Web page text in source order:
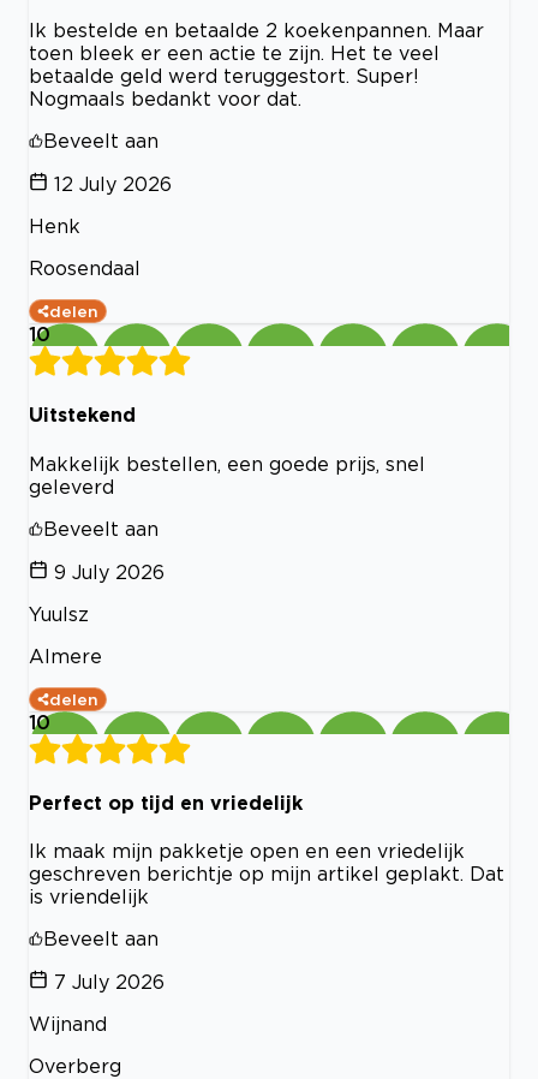
Ik bestelde en betaalde 2 koekenpannen. Maar
toen bleek er een actie te zijn. Het te veel
betaalde geld werd teruggestort. Super!
Nogmaals bedankt voor dat.
Beveelt aan
12 July 2026
Henk
Roosendaal
delen
10
Uitstekend
Makkelijk bestellen, een goede prijs, snel
geleverd
Beveelt aan
9 July 2026
Yuulsz
Almere
delen
10
Perfect op tijd en vriedelijk
Ik maak mijn pakketje open en een vriedelijk
geschreven berichtje op mijn artikel geplakt. Dat
is vriendelijk
Beveelt aan
7 July 2026
Wijnand
Overberg